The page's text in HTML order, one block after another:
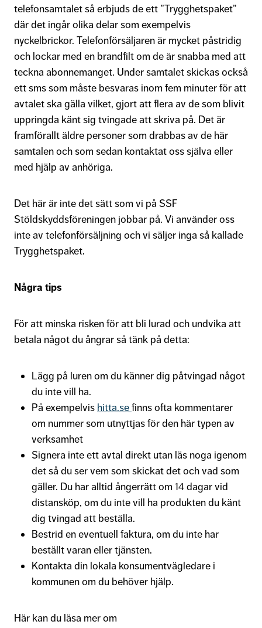
telefonsamtalet så erbjuds de ett ”Trygghetspaket”
där det ingår olika delar som exempelvis
nyckelbrickor. Telefonförsäljaren är mycket påstridig
och lockar med en brandfilt om de är snabba med att
teckna abonnemanget. Under samtalet skickas också
ett sms som måste besvaras inom fem minuter för att
avtalet ska gälla vilket, gjort att flera av de som blivit
uppringda känt sig tvingade att skriva på. Det är
framförallt äldre personer som drabbas av de här
samtalen och som sedan kontaktat oss själva eller
med hjälp av anhöriga.
Det här är inte det sätt som vi på SSF
Stöldskyddsföreningen jobbar på. Vi använder oss
inte av telefonförsäljning och vi säljer inga så kallade
Trygghetspaket.
Några tips
För att minska risken för att bli lurad och undvika att
betala något du ångrar så tänk på detta:
Lägg på luren om du känner dig påtvingad något
du inte vill ha.
På exempelvis hitta.sefinns ofta kommentarer
om nummer som utnyttjas för den här typen av
verksamhet
Signera inte ett avtal direkt utan läs noga igenom
det så du ser vem som skickat det och vad som
gäller. Du har alltid ångerrätt om 14 dagar vid
distansköp, om du inte vill ha produkten du känt
dig tvingad att beställa.
Bestrid en eventuell faktura, om du inte har
beställt varan eller tjänsten.
Kontakta din lokala konsumentvägledare i
kommunen om du behöver hjälp.
Här kan du läsa mer om